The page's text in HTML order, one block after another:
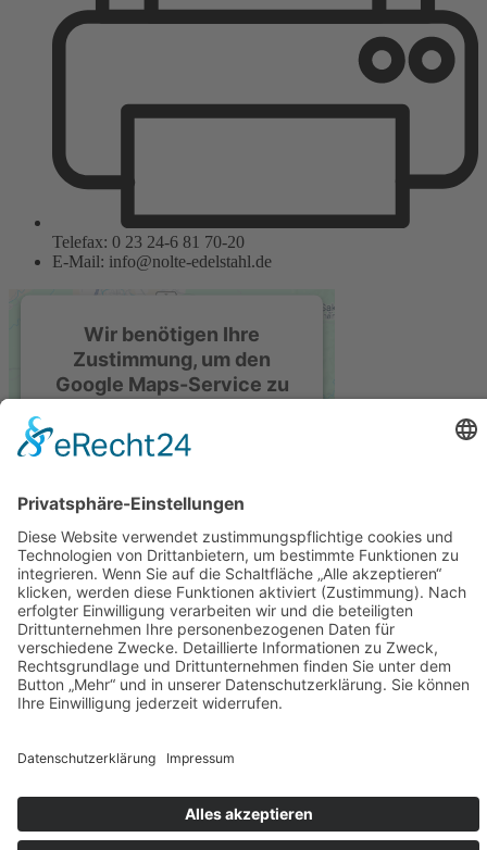
Telefax: 0 23 24-6 81 70-20
E-Mail: info@nolte-edelstahl.de
Wir benötigen Ihre
Zustimmung, um den
Google Maps-Service zu
Wir verwenden einen Service eines
einzubetten. Dieser Service kann
Daten zu Ihren Aktivitäten
sammeln. Bitte lesen Sie die Details
durch und stimmen Sie der
Nutzung des Service zu, um diese
Karte anzuzeigen.
Mehr Informationen
Usercentrics Consent
Management Platform&eRecht24
© 2024 Nolte Edelstahl GmbH | Alle Rechte vorbehalten
Impressum